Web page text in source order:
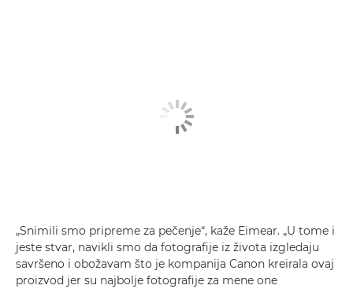
„Snimili smo pripreme za pečenje“, kaže Eimear. „U tome i
jeste stvar, navikli smo da fotografije iz života izgledaju
savršeno i obožavam što je kompanija Canon kreirala ovaj
proizvod jer su najbolje fotografije za mene one